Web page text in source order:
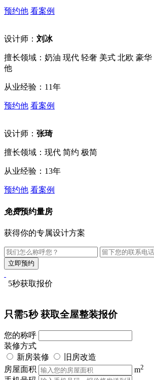
预约他 看案例
设计师： 刘冰
擅长领域：奶油 现代 轻奢 美式 北欧 豪
他
从业经验：11年
预约他 看案例
设计师： 张琦
擅长领域：现代 简约 极简
从业经验：13年
预约他 看案例
免费预约量房
获得你的专属设计方案
5秒获取报价
只需5秒获取全屋整装报价
您的称呼
装修方式
新房装修
旧房改造
房屋面积
m2